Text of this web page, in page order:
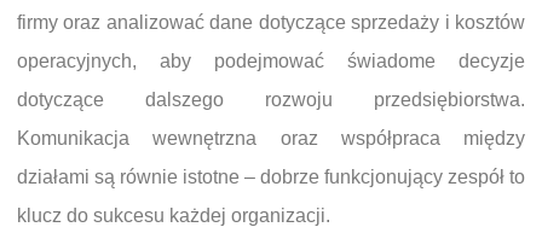
firmy oraz analizować dane dotyczące sprzedaży i kosztów
operacyjnych, aby podejmować świadome decyzje
dotyczące dalszego rozwoju przedsiębiorstwa.
Komunikacja wewnętrzna oraz współpraca między
działami są równie istotne – dobrze funkcjonujący zespół to
klucz do sukcesu każdej organizacji.